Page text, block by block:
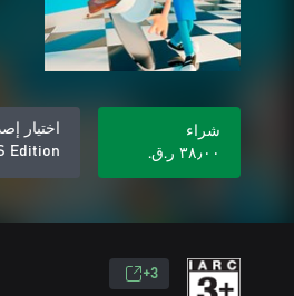
شراء
٣٨٫٠٠ ر.ق.‏
اختيار
Edition
3+